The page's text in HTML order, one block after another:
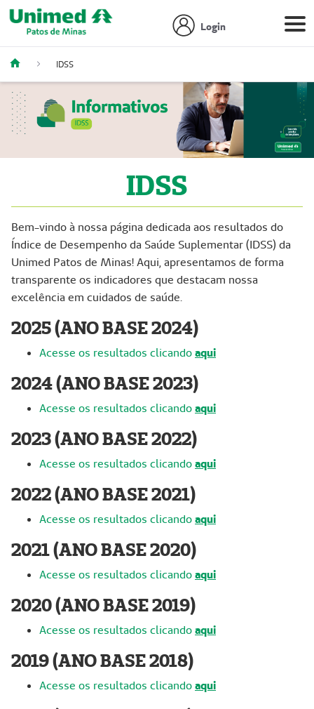
Login
IDSS
IDSS
Bem-vindo à nossa página dedicada aos resultados do
Índice de Desempenho da Saúde Suplementar (IDSS) da
Unimed Patos de Minas! Aqui, apresentamos de forma
transparente os indicadores que destacam nossa
excelência em cuidados de saúde.
2025 (ANO BASE 2024)
Acesse os resultados clicandoaqui
2024 (ANO BASE 2023)
Acesse os resultados clicandoaqui
2023 (ANO BASE 2022)
Acesse os resultados clicandoaqui
2022 (ANO BASE 2021)
Acesse os resultados clicandoaqui
2021 (ANO BASE 2020)
Acesse os resultados clicandoaqui
2020 (ANO BASE 2019)
Acesse os resultados clicandoaqui
2019 (ANO BASE 2018)
Acesse os resultados clicandoaqui